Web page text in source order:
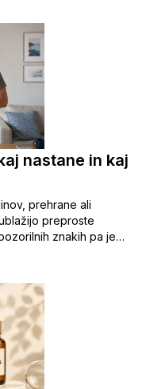
poskrbeli za urejeno
nastane in kaj
prehrane ali
preproste
znakih pa je